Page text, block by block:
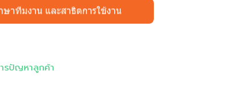
รปัญหาลูกค้า